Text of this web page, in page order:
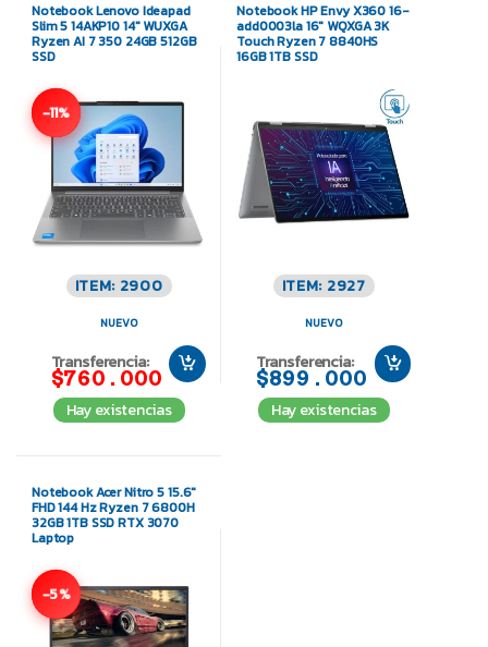
Notebook Lenovo Ideapad
Slim 5 14AKP10 14″ WUXGA
Ryzen AI 7 350 24GB 512GB
SSD
-11%
ITEM: 2900
NUEVO
Transferencia:
$760.000
Hay existencias
Notebook HP Envy X360 16-
add0003la 16″ WQXGA 3K
Touch Ryzen 7 8840HS
16GB 1TB SSD
ITEM: 2927
NUEVO
Transferencia:
$899.000
Hay existencias
Notebook Acer Nitro 5 15.6″
FHD 144 Hz Ryzen 7 6800H
32GB 1TB SSD RTX 3070
Laptop
-5%